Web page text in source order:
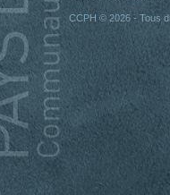
CCPH © 2026 - Tous